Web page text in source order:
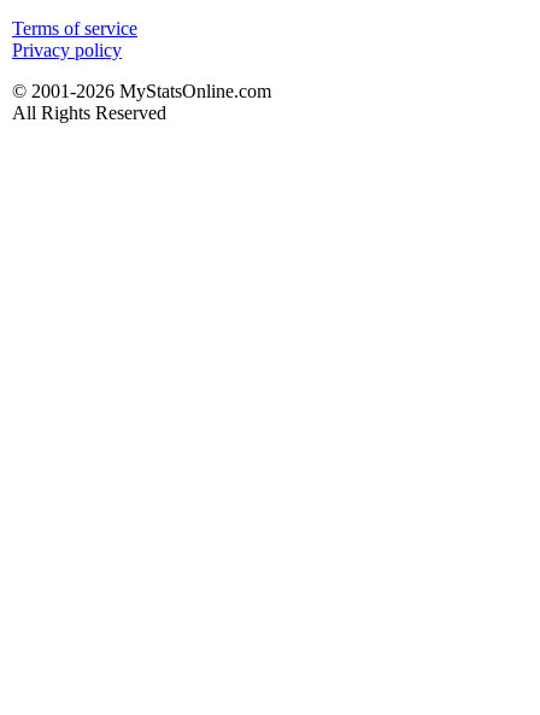
Terms of service
Privacy policy
© 2001-2026 MyStatsOnline.com
All Rights Reserved